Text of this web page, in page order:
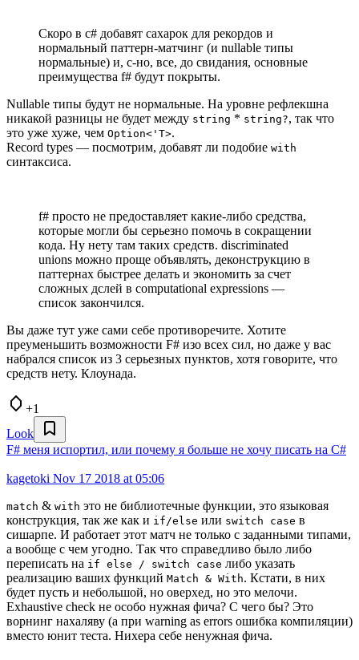
Скоро в c# добавят сахарок для рекордов и
нормальный паттерн-матчинг (и nullable типы
нормальные) и, с-но, все, до свидания, основные
преимущества f# будут покрыты.
Nullable типы будут не нормальные. На уровне рефлекшна
никакой разницы не будет между string * string?, так что
это уже хуже, чем Option<'T>.
Record types — посмотрим, добавят ли подобие with
синтаксиса.
f# просто не предоставляет какие-либо средства,
которые могли бы серьезно помочь в сокращении
кода. Ну нету там таких средств. discriminated
unions можно проще объявлять, деконструкцию в
паттернах быстрее делать и экономить за счет
сложных дслей в computational expressions —
список закончился.
Вы даже тут уже сами себе противоречите. Хотите
преуменьшить возможности F# изо всех сил, но даже у вас
набрался список из 3 серьезных пунктов, хотя говорите, что
средств нету. Клоунада.
+1
Look
F# меня испортил, или почему я больше не хочу писать на C#
kagetoki Nov 17 2018 at 05:06
match & with это не библиотечные функции, это языковая
конструкция, так же как и if/else или switch case в
сишарпе. И работает этот матч не только с заданными типами,
а вообще с чем угодно. Так что справедливо было либо
переписать на if else / switch case либо указать
реализацию ваших функций Match & With. Кстати, в них
будет пусть и небольшой, но оверхед, но это мелочи.
Exhaustive check не особо нужная фича? С чего бы? Это
ворнинг нахаляву (а при warning as errors ошибка компиляции)
вместо юнит теста. Нихера себе ненужная фича.